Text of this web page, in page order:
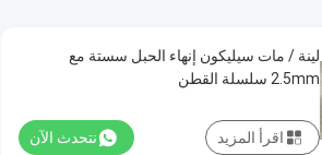
لينة / مات سيليكون إنهاء الحبل سستة مع
2.5mm سلسلة القطن
نتحدث الآن اقرأ المزيد